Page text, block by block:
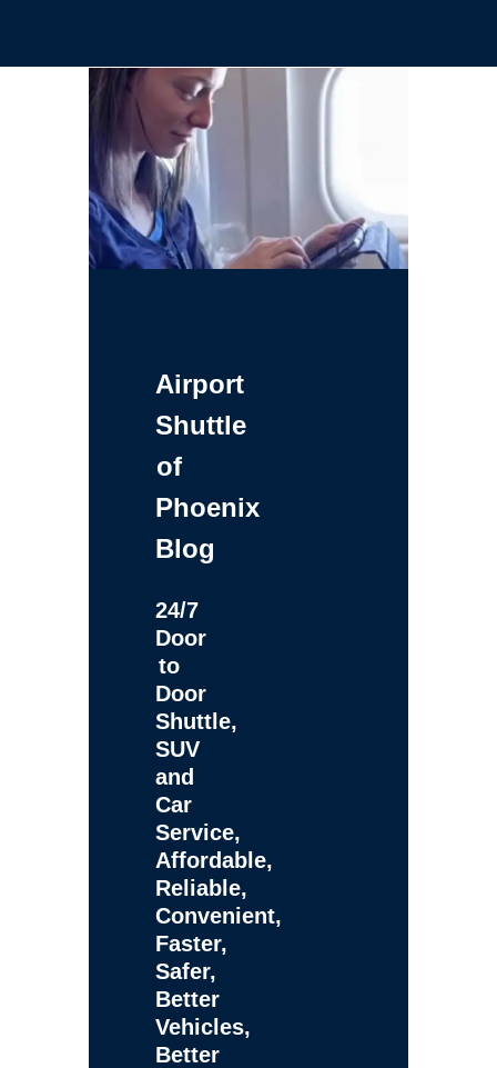
Airport
Shuttle
of
Phoenix
Blog
24/7
Door
to
Door
Shuttle,
SUV
and
Car
Service,
Affordable,
Reliable,
Convenient,
Faster,
Safer,
Better
Vehicles,
Better